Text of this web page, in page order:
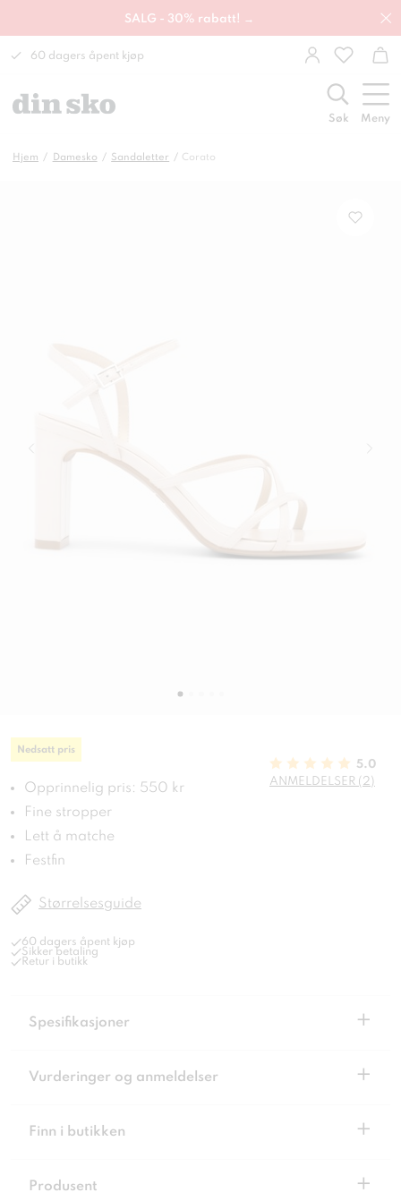
SALG - 30% rabatt! →
60 dagers åpent kjøp
Søk Meny
Hjem Damesko Sandaletter Corato
Nedsatt pris
Opprinnelig pris: 550 kr
Fine stropper
Lett å matche
Festfin
5.0
ANMELDELSER (2)
Størrelsesguide
60 dagers åpent kjøp
Sikker betaling
Retur i butikk
Spesifikasjoner +
Vurderinger og anmeldelser +
Finn i butikken +
Produsent +